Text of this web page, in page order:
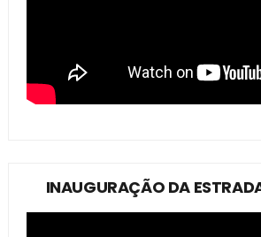
INAUGURAÇÃO DA